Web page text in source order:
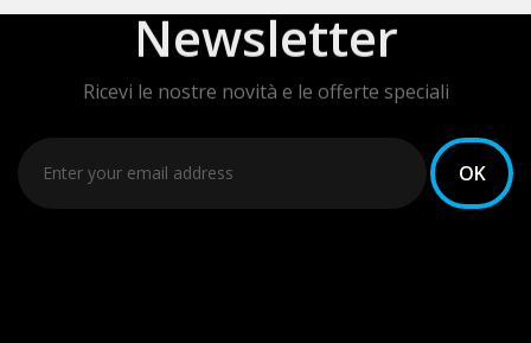
Newsletter
Ricevi le nostre novità e le offerte speciali